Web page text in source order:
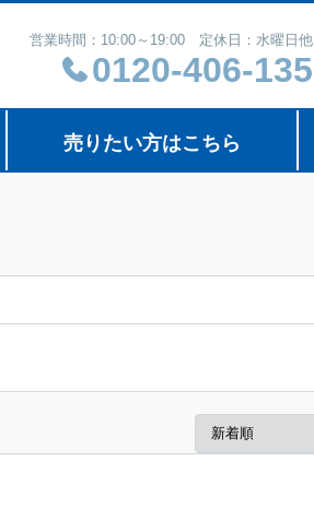
営業時間：10:00～19:00 定休日：水曜日他
0120-406-135
売りたい方はこちら